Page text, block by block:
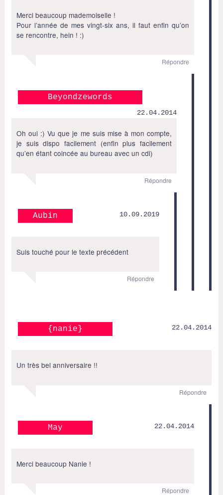
Merci beaucoup mademoiselle !
Pour l’année de mes vingt-six ans, il faut enfin qu’on
se rencontre, hein ! :)
Répondre
Beyondzewords
22.04.2014
Oh oui :) Vu que je me suis mise à mon compte,
je suis dispo facilement (enfin plus facilement
qu’en étant coincée au bureau avec un cdi)
Répondre
Aubin 10.09.2019
Suis touché pour le texte précédent
Répondre
{nanie} 22.04.2014
Un très bel anniversaire !!
Répondre
May 22.04.2014
Merci beaucoup Nanie !
Répondre